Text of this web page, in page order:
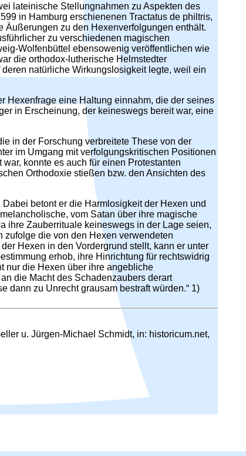
lateinische Stellungnahmen zu Aspekten des
in Hamburg erschienenen Tractatus de philtris,
Äußerungen zu den Hexenverfolgungen enthält.
zu verschiedenen magischen
Wolfenbüttel ebensowenig veröffentlichen wie
die orthodox-lutherische Helmstedter
natürliche Wirkungslosigkeit legte, weil ein
Hexenfrage eine Haltung einnahm, die der seines
in Erscheinung, der keineswegs bereit war, eine
in der Forschung verbreitete These von der
im Umgang mit verfolgungskritischen Positionen
konnte es auch für einen Protestanten
Orthodoxie stießen bzw. den Ansichten des
betont er die Harmlosigkeit der Hexen und
vom Satan über ihre magische
ihre Zauberrituale keineswegs in der Lage seien,
die von den Hexen verwendeten
Hexen in den Vordergrund stellt, kann er unter
erhob, ihre Hinrichtung für rechtswidrig
nur die Hexen über ihre angebliche
die Macht des Schadenzaubers derart
dann zu Unrecht grausam bestraft würden.“ 1)
u. Jürgen-Michael Schmidt, in: historicum.net,